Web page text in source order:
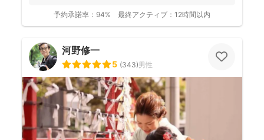
予約承諾率： 94% 最終アクティブ： 12時間以内
河野修一
5 (343)男性